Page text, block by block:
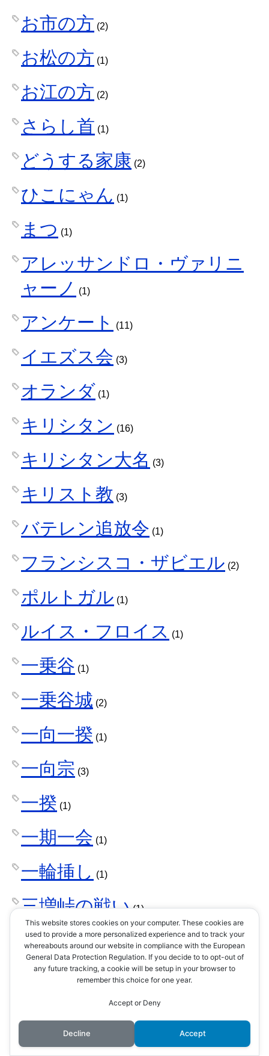
お市の方 (2)
お松の方 (1)
お江の方 (2)
さらし首 (1)
どうする家康 (2)
ひこにゃん (1)
まつ (1)
アレッサンドロ・ヴァリニ
ャーノ
(1)
アンケート (11)
イエズス会 (3)
オランダ (1)
キリシタン (16)
キリシタン大名 (3)
キリスト教 (3)
バテレン追放令 (1)
フランシスコ・ザビエル (2)
ポルトガル (1)
ルイス・フロイス (1)
一乗谷 (1)
一乗谷城 (2)
一向一揆 (1)
一向宗 (3)
一揆 (1)
一期一会 (1)
一輪挿し (1)
三増峠の戦い(1)
三好三人衆(1)
三好家 (10)
三方ヶ原の戦い(2)
This website stores cookies on your computer. These cookies are
used to provide a more personalized experience and to track your
whereabouts around our website in compliance with the European
General Data Protection Regulation. If you decide to to opt-out of
any future tracking, a cookie will be setup in your browser to
remember this choice for one year.
Accept or Deny
Decline Accept